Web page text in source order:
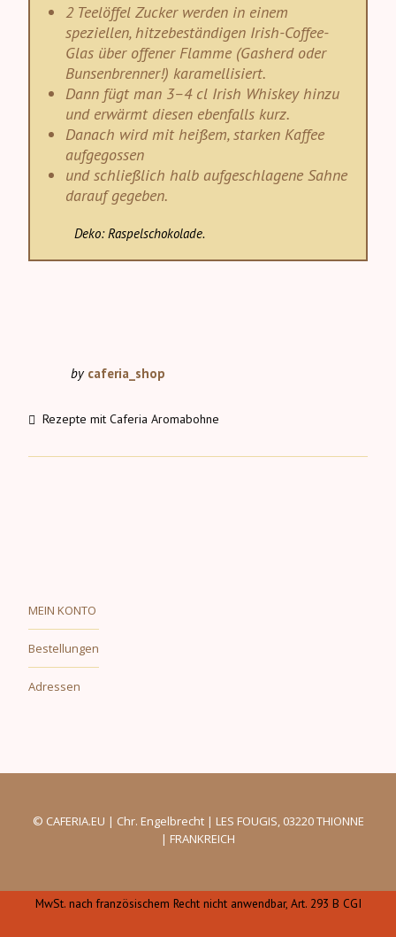
2 Teelöffel Zucker werden in einem
speziellen, hitzebeständigen Irish-Coffee-
Glas über offener Flamme (Gasherd oder
Bunsenbrenner!) karamellisiert.
Dann fügt man 3–4 cl Irish Whiskey hinzu
und erwärmt diesen ebenfalls kurz.
Danach wird mit heißem, starken Kaffee
aufgegossen
und schließlich halb aufgeschlagene Sahne
darauf gegeben.
Deko: Raspelschokolade.
by caferia_shop
Rezepte mit Caferia Aromabohne
MEIN KONTO
Bestellungen
Adressen
© CAFERIA.EU | Chr. Engelbrecht | LES FOUGIS, 03220 THIONNE
| FRANKREICH
MwSt. nach französischem Recht nicht anwendbar, Art. 293 B CGI